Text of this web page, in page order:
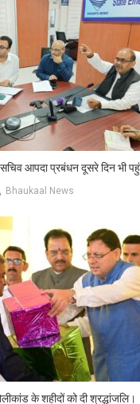
आपदा प्रबंधन दूसरे दिन भी
Bhaukaal News
के शहीदों को दी श्रद्धांजलि।